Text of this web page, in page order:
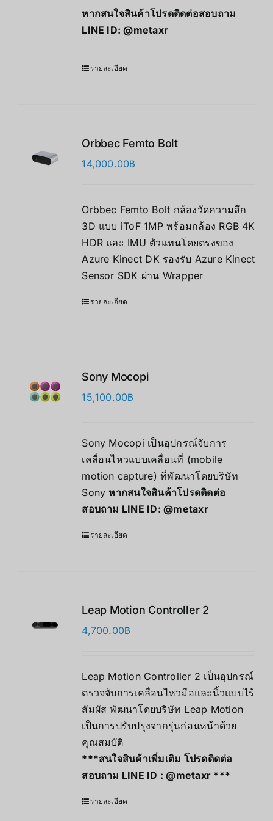
หากสนใจสินค้าโปรดติดต่อสอบถาม
LINE ID:@metaxr
รายละเอียด
Orbbec Femto Bolt
14,000.00฿
Orbbec Femto Bolt กล้องวัดความลึก
3D แบบ iToF 1MP พร้อมกล้อง RGB 4K
HDR และ IMU ตัวแทนโดยตรงของ
Azure Kinect DK รองรับ Azure Kinect
Sensor SDK ผ่าน Wrapper
รายละเอียด
Sony Mocopi
15,100.00฿
Sony Mocopi เป็นอุปกรณ์จับการ
เคลื่อนไหวแบบเคลื่อนที่ (mobile
motion capture) ที่พัฒนาโดยบริษัท
Sony หากสนใจสินค้าโปรดติดต่อ
สอบถาม LINE ID:@metaxr
รายละเอียด
Leap Motion Controller 2
4,700.00฿
Leap Motion Controller 2 เป็นอุปกรณ์
ตรวจจับการเคลื่อนไหวมือและนิ้วแบบไร้
สัมผัส พัฒนาโดยบริษัท Leap Motion
เป็นการปรับปรุงจากรุ่นก่อนหน้าด้วย
คุณสมบัติ
***สนใจสินค้าเพิ่มเติม โปรดติดต่อ
สอบถาม LINE ID :@metaxr ***
รายละเอียด